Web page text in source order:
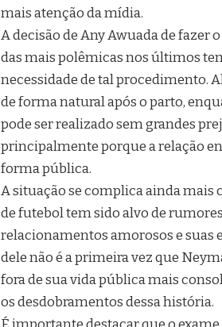
mais atenção da mídia.
A decisão de Any Awuada de fazer
das mais polêmicas nos últimos
necessidade de tal procedimento.
de forma natural após o parto,
pode ser realizado sem grandes
principalmente porque a relação
forma pública.
A situação se complica ainda mais
de futebol tem sido alvo de
relacionamentos amorosos e suas
dele não é a primeira vez que
fora de sua vida pública mais
os desdobramentos dessa história.